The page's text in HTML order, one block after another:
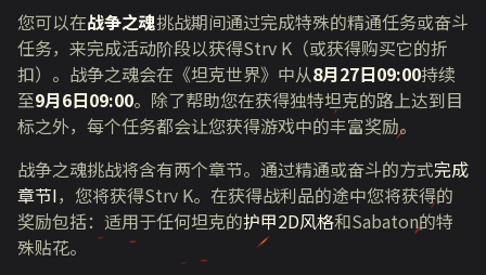
您可以在战争之魂挑战期间通过完成特殊的精通任务或奋斗
任务，来完成活动阶段以获得Strv K （或获得购买它的折
扣）。战争之魂会在《坦克世界》中从8月27日09:00持续
至9月6日09:00。除了帮助您在获得独特坦克的路上达到目
标之外，每个任务都会让您获得游戏中的丰富奖励。
战争之魂挑战将含有两个章节。通过精通或奋斗的方式完成
章节I，您将获得Strv K。在获得战利品的途中您将获得的
奖励包括：适用于任何坦克的护甲2D风格和Sabaton的特
殊贴花。